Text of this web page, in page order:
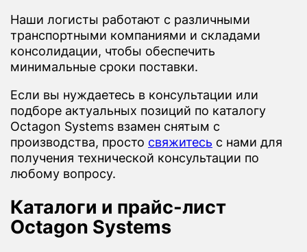
Наши логисты работают с различными
транспортными компаниями и складами
консолидации, чтобы обеспечить
минимальные сроки поставки.
Если вы нуждаетесь в консультации или
подборе актуальных позиций по каталогу
Octagon Systems взамен снятым с
производства, просто свяжитесь с нами для
получения технической консультации по
любому вопросу.
Каталоги и прайс-лист
Octagon Systems